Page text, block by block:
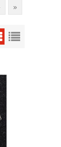
»